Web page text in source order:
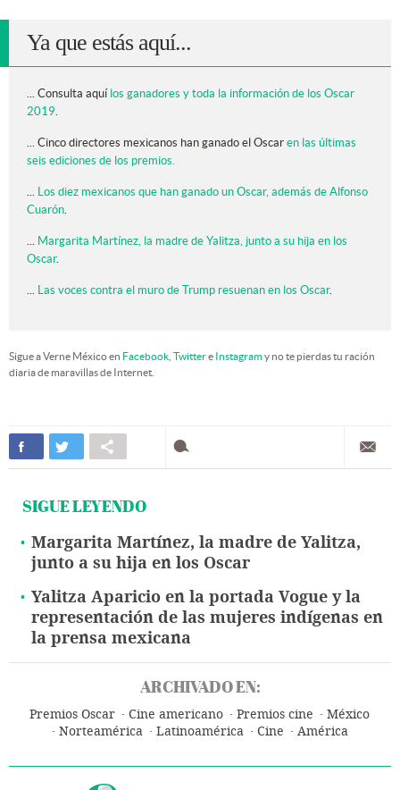
Ya que estás aquí...
... Consulta aquí los ganadores y toda la información de los Oscar
2019.
... Cinco directores mexicanos han ganado el Oscar en las últimas
seis ediciones de los premios.
... Los diez mexicanos que han ganado un Oscar, además de Alfonso
Cuarón.
... Margarita Martínez, la madre de Yalitza, junto a su hija en los
Oscar.
... Las voces contra el muro de Trump resuenan en los Oscar.
Sigue a Verne México en Facebook Twittere Instagramy no te pierdas tu ración
diaria de maravillas de Internet.
SIGUE LEYENDO
Margarita Martínez, la madre de Yalitza,
junto a su hija en los Oscar
Yalitza Aparicio en la portada Vogue y la
representación de las mujeres indígenas en
la prensa mexicana
ARCHIVADO EN:
Premios Oscar Cine americano Premios cine
México
Norteamérica
Latinoamérica Cine América